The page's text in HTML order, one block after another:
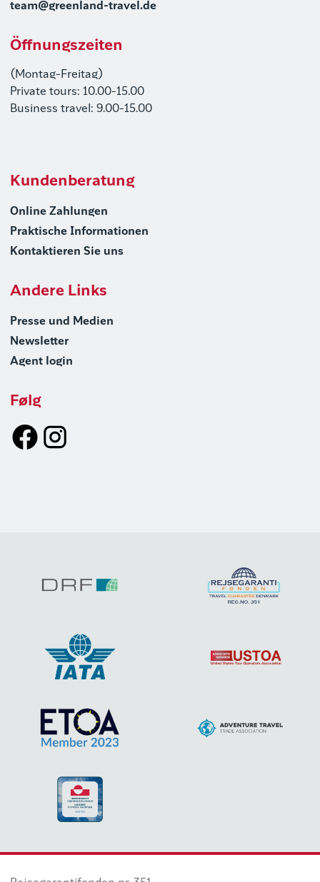
team@greenland-travel.de
Öffnungszeiten
(Montag-Freitag)
Private tours: 10.00-15.00
Business travel: 9.00-15.00
Kundenberatung
Online Zahlungen
Praktische Informationen
Kontaktieren Sie uns
Andere Links
Presse und Medien
Newsletter
Agent login
Følg